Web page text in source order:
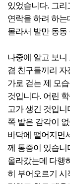
있었습니다. 그리
연락을 하려 하는
몰라서 발만 동
나중에 알고 보니
겸 친구들끼리
가로 걷는 제 모
것입니다. 어린
고가 생긴 것입니
쪽 발은 감각이
바닥에 떨어지면
께 통증이 있습니
올라갔는데 다행
히 부어오르기 시